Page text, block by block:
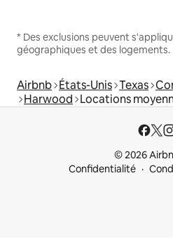
* Des exclusions peuvent
géographiques et des logements.
Airbnb États-Unis Texas
Harwood Locations
© 2026
Confidentialité